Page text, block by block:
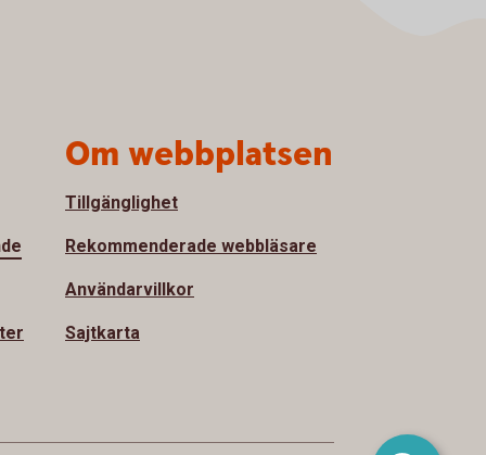
Om webbplatsen
Tillgänglighet
Rekommenderade webbläsare
Användarvillkor
Sajtkarta